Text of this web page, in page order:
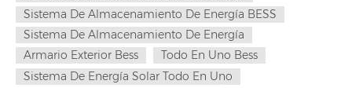
Sistema De Almacenamiento De Energía BESS
Sistema De Almacenamiento De Energía
Armario Exterior Bess
Todo En Uno Bess
Sistema De Energía Solar Todo En Uno